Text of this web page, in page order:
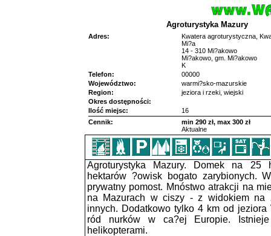
Agroturystyka Mazury
Adres:
Kwatera agroturystyczna,
Mi?a
14 - 310 Mi?akowo
Mi?akowo, gm. Mi?akowo
K
Telefon:
00000
Województwo:
warmi?sko-mazurskie
Region:
jeziora i rzeki, wiejski
Okres dostępności:
Ilość miejsc:
16
Cennik:
min 290 zł, max 300 zł
Aktualne
Agroturystyka Mazury. Domek na 25
hektarów ?owisk bogato zarybionych.
prywatny pomost. Mnóstwo atrakcji na
na Mazurach w ciszy - z widokiem na
innych. Dodatkowo tylko 4 km od
ród nurków w ca?ej Europie.
helikopterami.